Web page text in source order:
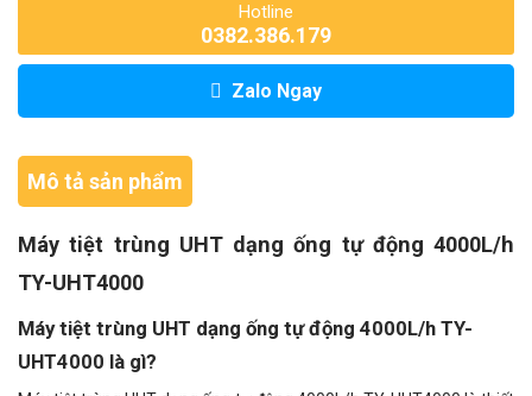
Hotline
0382.386.179
Zalo Ngay
Mô tả sản phẩm
Máy tiệt trùng UHT dạng ống tự động 4000L/h
TY-UHT4000
Máy tiệt trùng UHT dạng ống tự động 4000L/h TY-
UHT4000 là gì?